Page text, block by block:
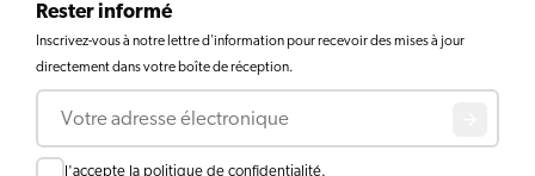
Rester informé
Inscrivez-vous à notre lettre d'information pour recevoir des mises à jour
directement dans votre boîte de réception.
Courriel
Consent
J'accepte la politique de confidentialité.